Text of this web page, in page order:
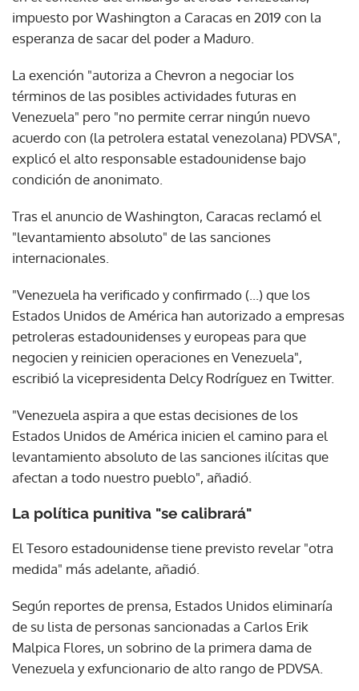
impuesto por Washington a Caracas en 2019 con la
esperanza de sacar del poder a Maduro.
La exención "autoriza a Chevron a negociar los
términos de las posibles actividades futuras en
Venezuela" pero "no permite cerrar ningún nuevo
acuerdo con (la petrolera estatal venezolana) PDVSA",
explicó el alto responsable estadounidense bajo
condición de anonimato.
Tras el anuncio de Washington, Caracas reclamó el
"levantamiento absoluto" de las sanciones
internacionales.
"Venezuela ha verificado y confirmado (...) que los
Estados Unidos de América han autorizado a empresas
petroleras estadounidenses y europeas para que
negocien y reinicien operaciones en Venezuela",
escribió la vicepresidenta Delcy Rodríguez en Twitter.
"Venezuela aspira a que estas decisiones de los
Estados Unidos de América inicien el camino para el
levantamiento absoluto de las sanciones ilícitas que
afectan a todo nuestro pueblo", añadió.
La política punitiva "se calibrará"
El Tesoro estadounidense tiene previsto revelar "otra
medida" más adelante, añadió.
Según reportes de prensa, Estados Unidos eliminaría
de su lista de personas sancionadas a Carlos Erik
Malpica Flores, un sobrino de la primera dama de
Venezuela y exfuncionario de alto rango de PDVSA.